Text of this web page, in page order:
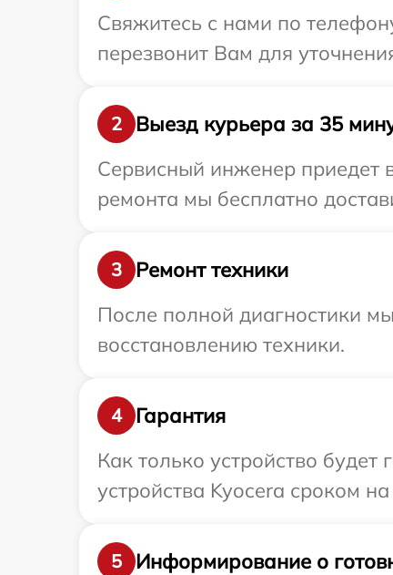
Свяжитесь с нами по
перезвонит Вам для
2
Выезд курьера за 35
Сервисный инженер приедет
ремонта мы бесплатно
3
Ремонт техники
После полной диагностики
восстановлению техники.
4
Гарантия
Как только устройство
устройства Kyocera сроком
5
Информирование о